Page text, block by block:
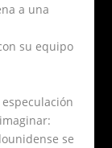
a una
su equipo
se